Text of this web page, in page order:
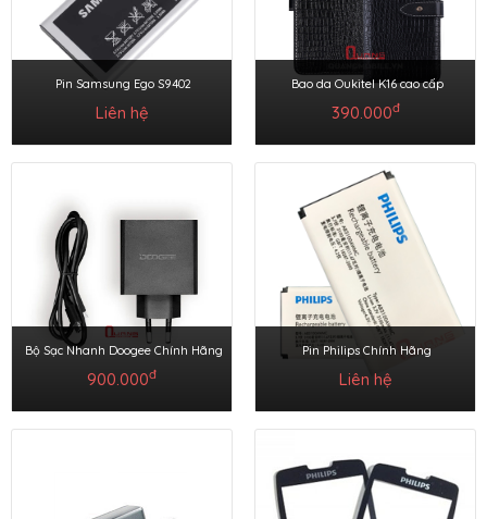
Pin Samsung Ego S9402
Liên hệ
Bao da Oukitel K16 cao cấp
390.000đ
Bộ Sạc Nhanh Doogee Chính Hãng
900.000đ
Pin Philips Chính Hãng
Liên hệ